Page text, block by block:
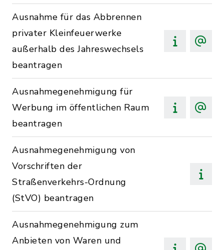
Ausnahme für das Abbrennen
privater Kleinfeuerwerke
außerhalb des Jahreswechsels
beantragen
Ausnahmegenehmigung für
Werbung im öffentlichen Raum
beantragen
Ausnahmegenehmigung von
Vorschriften der
Straßenverkehrs-Ordnung
(StVO) beantragen
Ausnahmegenehmigung zum
Anbieten von Waren und